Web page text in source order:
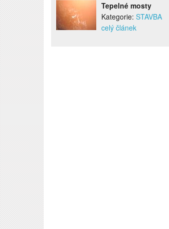
Tepelné mosty
Kategorie: STAVBA
celý článek